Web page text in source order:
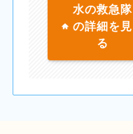
水の救急隊
の詳細を見
る